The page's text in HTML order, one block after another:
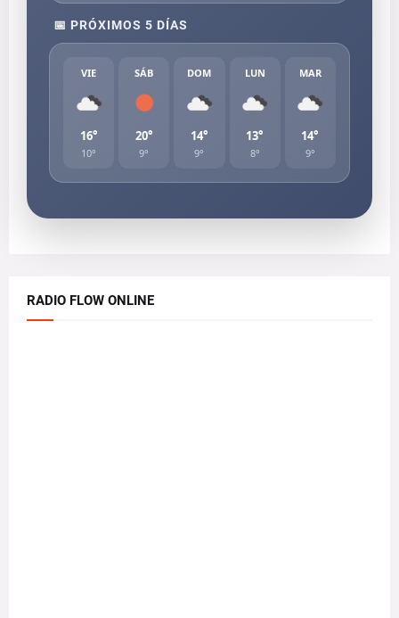
📅 PRÓXIMOS 5 DÍAS
VIE
16°
10°
SÁB
20°
9°
DOM
14°
9°
LUN
13°
8°
MAR
14°
9°
RADIO FLOW ONLINE